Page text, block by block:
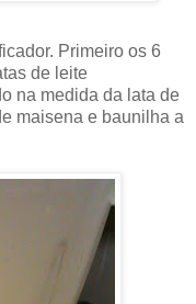
Primeiro os 6
de leite
na medida da lata de
maisena e baunilha a